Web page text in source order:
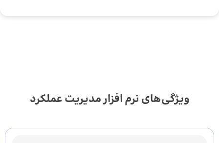
ویژگی‌های نرم افزار مدیریت عملکرد